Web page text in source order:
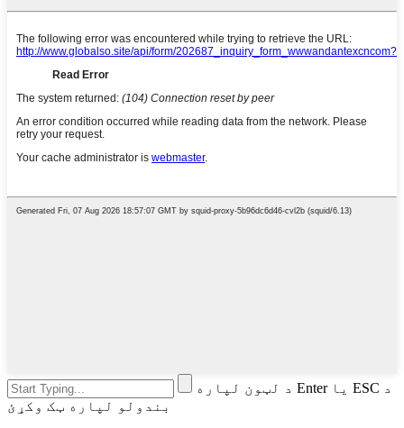
د لټون لپاره Enter یا ESC د
بندولو لپاره ټک وکړئ